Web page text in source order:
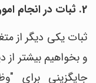
2. ثبات در انجام امور
ثبات یکی دیگر از
و بخواهیم بیشتر از
جایگزینی برای